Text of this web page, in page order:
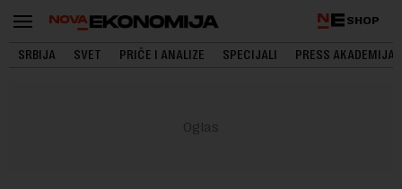
SHOP
SRBIJA SVET PRIČE I ANALIZE SPECIJALI PRESS AKADEMIJA